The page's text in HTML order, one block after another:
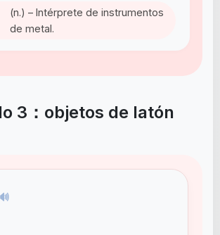
(n.) – Intérprete de instrumentos
de metal.
3：objetos de latón